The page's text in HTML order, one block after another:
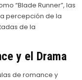
“Blade Runner”, las
percepción de la
de la
y el Drama
de romance y